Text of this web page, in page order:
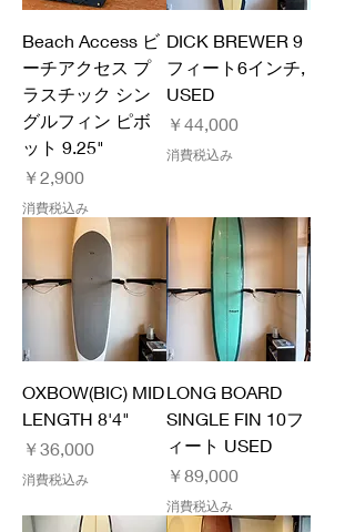
Beach Access ビ
ーチアクセス プ
ラスチック シン
グルフィン ピボ
ット 9.25"
価格
￥2,900
消費税込み
DICK BREWER 9
フィート6インチ,
USED
価格
￥44,000
消費税込み
OXBOW(BIC) MID
LENGTH 8'4"
価格
￥36,000
消費税込み
LONG BOARD
SINGLE FIN 10フ
ィート USED
価格
￥89,000
消費税込み